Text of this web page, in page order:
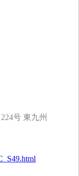
号 東九州